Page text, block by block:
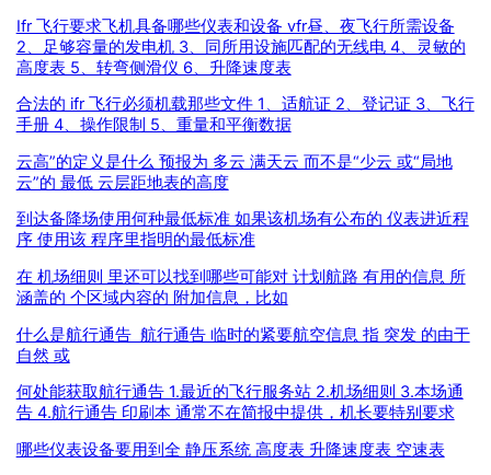
Ifr 飞行要求飞机具备哪些仪表和设备 vfr昼、夜飞行所需设备
2、足够容量的发电机 3、同所用设施匹配的无线电 4、灵敏的
高度表 5、转弯侧滑仪 6、升降速度表
合法的 ifr 飞行必须机载那些文件 1、适航证 2、登记证 3、飞行
手册 4、操作限制 5、重量和平衡数据
云高”的定义是什么 预报为 多云 满天云 而不是“少云 或“局地
云”的 最低 云层距地表的高度
到达备降场使用何种最低标准 如果该机场有公布的 仪表进近程
序 使用该 程序里指明的最低标准
在 机场细则 里还可以找到哪些可能对 计划航路 有用的信息 所
涵盖的 个区域内容的 附加信息，比如
什么是航行通告 航行通告 临时的紧要航空信息 指 突发 的由于
自然 或
何处能获取航行通告 1.最近的飞行服务站 2.机场细则 3.本场通
告 4.航行通告 印刷本 通常不在简报中提供，机长要特别要求
哪些仪表设备要用到全 静压系统 高度表 升降速度表 空速表